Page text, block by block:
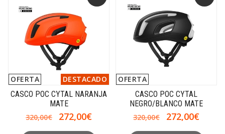
OFERTA
DESTACADO
CASCO POC CYTAL NARANJA
MATE
320,00€
272,00€
OFERTA
CASCO POC CYTAL
NEGRO/BLANCO MATE
320,00€
272,00€